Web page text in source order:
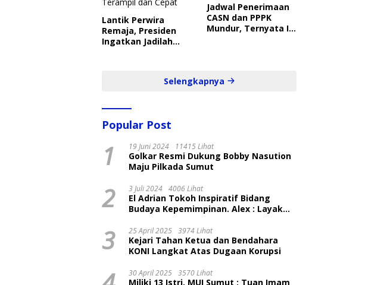
Lantik Perwira
Remaja, Presiden
Ingatkan Jadilah
Jadwal Penerimaan
CASN dan PPPK
Mundur, Ternyata Ini
Selengkapnya
Popular Post
1 19 Juni 2024 11415 Lihat
Golkar Resmi Dukung Bobby Nasution
Maju Pilkada Sumut
2 3 Juli 2024 4006 Lihat
El Adrian Tokoh Inspiratif Bidang
Budaya Kepemimpinan. Alex : Layak
3 25 April 2025 3974 Lihat
Kejari Tahan Ketua dan Bendahara
KONI Langkat Atas Dugaan Korupsi
30 April 2025 3570 Lihat
Miliki 13 Istri, MUI Sumut : Tuan Imam